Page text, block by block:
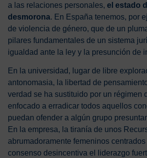
a las relaciones personales, el estado
desmorona. En España tenemos, por
de violencia de género, que de un
pilares fundamentales de un sistema
igualdad ante la ley y la presunción de
En la universidad, lugar de libre
antonomasia, la libertad de
verdad se ha sustituido por un régimen
enfocado a erradicar todos aquellos
puedan ofender a algún grupo
En la empresa, la tiranía de unos
abrumadoramente femeninos centrados
consenso desincentiva el liderazgo